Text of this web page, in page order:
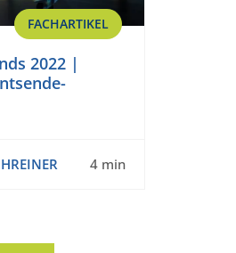
FACHARTIKEL
2022 |
4 min